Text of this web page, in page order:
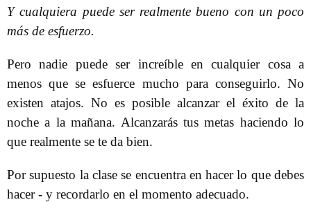
Y cualquiera puede ser realmente bueno con un poco
más de esfuerzo.
Pero nadie puede ser increíble en cualquier cosa a
menos que se esfuerce mucho para conseguirlo. No
existen atajos. No es posible alcanzar el éxito de la
noche a la mañana. Alcanzarás tus metas haciendo lo
que realmente se te da bien.
Por supuesto la clase se encuentra en hacer lo que debes
hacer - y recordarlo en el momento adecuado.